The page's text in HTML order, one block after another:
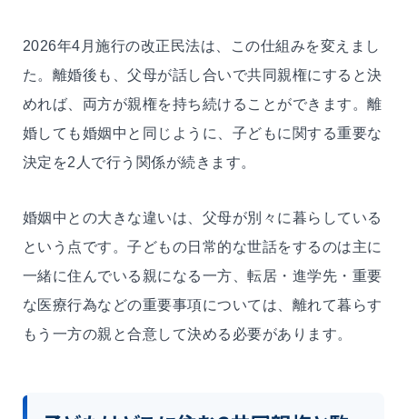
2026年4月施行の改正民法は、この仕組みを変えまし
た。離婚後も、父母が話し合いで共同親権にすると決
めれば、両方が親権を持ち続けることができます。離
婚しても婚姻中と同じように、子どもに関する重要な
決定を2人で行う関係が続きます。
婚姻中との大きな違いは、父母が別々に暮らしている
という点です。子どもの日常的な世話をするのは主に
一緒に住んでいる親になる一方、転居・進学先・重要
な医療行為などの重要事項については、離れて暮らす
もう一方の親と合意して決める必要があります。